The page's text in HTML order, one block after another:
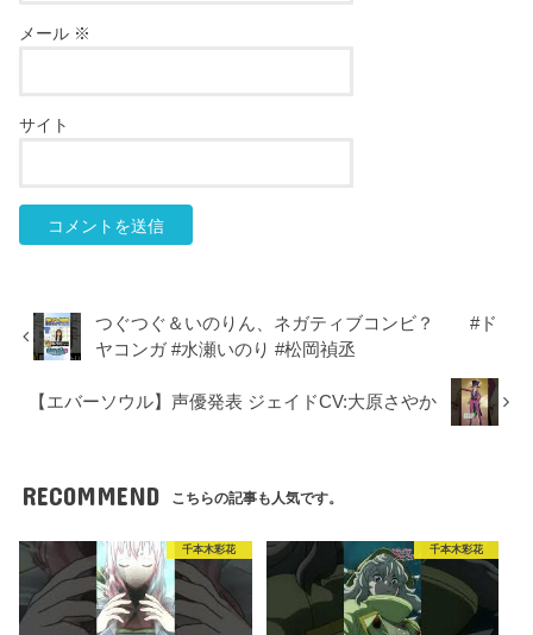
メール ※
サイト
つぐつぐ＆いのりん、ネガティブコンビ？ #ド
ヤコンガ #水瀬いのり #松岡禎丞
【エバーソウル】声優発表 ジェイドCV:大原さやか
RECOMMEND こちらの記事も人気です。
千本木彩花 千本木彩花